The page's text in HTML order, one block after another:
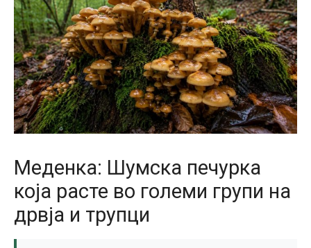
Меденка: Шумска печурка
која расте во големи групи на
дрвја и трупци